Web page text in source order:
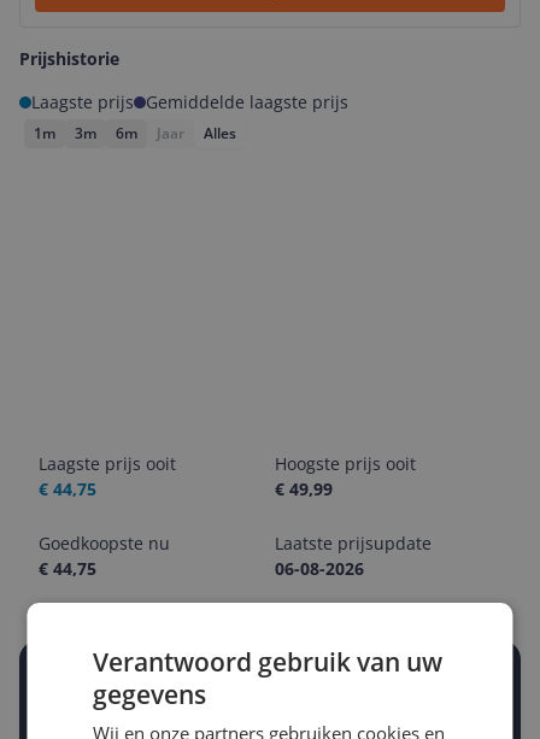
Prijshistorie
Laagste prijs
Gemiddelde laagste prijs
1m 3m 6m Jaar Alles
Laagste prijs ooit
€ 44,75
Hoogste prijs ooit
€ 49,99
Goedkoopste nu
€ 44,75
Laatste prijsupdate
06-08-2026
Stel een alert in en mis geen prijsdaling
Krijg een seintje zodra de prijs zakt
Jouw e-mailadres
Verantwoord gebruik van uw
gegevens
Wij en onze partners gebruiken cookies en